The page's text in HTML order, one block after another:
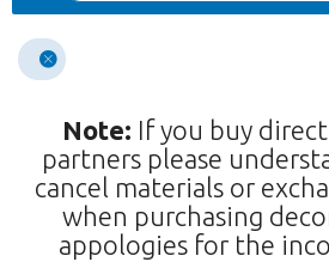
Note: If you buy
partners please
cancel materials or
when purchasing
appologies for the